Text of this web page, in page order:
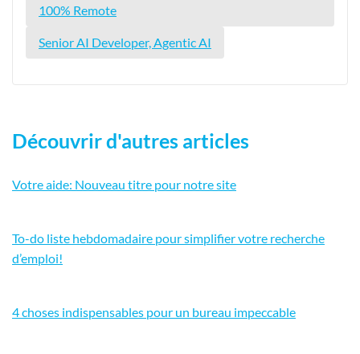
100% Remote
Senior AI Developer, Agentic AI
Découvrir d'autres articles
Votre aide: Nouveau titre pour notre site
To-do liste hebdomadaire pour simplifier votre recherche
d’emploi!
4 choses indispensables pour un bureau impeccable